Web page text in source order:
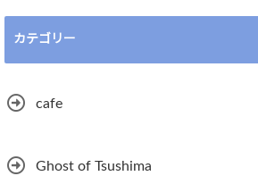
カテゴリー
cafe
Ghost of Tsushima